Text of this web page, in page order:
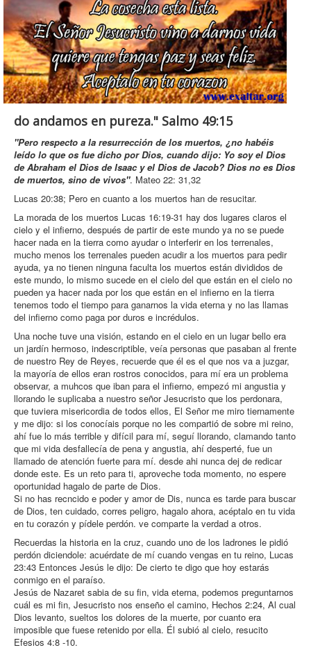
do andamos en pureza." Salmo 49:15
"Pero respecto a la resurrección de los muertos, ¿no habéis
leído lo que os fue dicho por Dios, cuando dijo: Yo soy el Dios
de Abraham el Dios de Isaac y el Dios de Jacob? Dios no es Dios
de muertos, sino de vivos". Mateo 22: 31,32
Lucas 20:38; Pero en cuanto a los muertos han de resucitar.
La morada de los muertos Lucas 16:19-31 hay dos lugares claros el
cielo y el infierno, después de partir de este mundo ya no se puede
hacer nada en la tierra como ayudar o interferir en los terrenales,
mucho menos los terrenales pueden acudir a los muertos para pedir
ayuda, ya no tienen ninguna faculta los muertos están divididos de
este mundo, lo mismo sucede en el cielo del que están en el cielo no
pueden ya hacer nada por los que están en el infierno en la tierra
tenemos todo el tiempo para ganarnos la vida eterna y no las llamas
del infierno como paga por duros e incrédulos.
Una noche tuve una visión, estando en el cielo en un lugar bello era
un jardín hermoso, indescriptible, veía personas que pasaban al frente
de nuestro Rey de Reyes, recuerde que él es el que nos va a juzgar,
la mayoría de ellos eran rostros conocidos, para mí era un problema
observar, a muhcos que iban para el infierno, empezó mi angustia y
llorando le suplicaba a nuestro señor Jesucristo que los perdonara,
que tuviera misericordia de todos ellos, El Señor me miro tiernamente
y me dijo: si los conocíais porque no les compartió de sobre mi reino,
ahí fue lo más terrible y difícil para mí, seguí llorando, clamando tanto
que mi vida desfallecía de pena y angustia, ahí desperté, fue un
llamado de atención fuerte para mí. desde ahi nunca dej de redicar
donde este. Es un reto para ti, aproveche toda momento, no espere
oportunidad hagalo de parte de Dios.
Si no has recncido e poder y amor de Dis, nunca es tarde para buscar
de Dios, ten cuidado, corres peligro, hagalo ahora, acéptalo en tu vida
en tu corazón y pídele perdón. ve comparte la verdad a otros.
Recuerdas la historia en la cruz, cuando uno de los ladrones le pidió
perdón diciendole: acuérdate de mí cuando vengas en tu reino, Lucas
23:43 Entonces Jesús le dijo: De cierto te digo que hoy estarás
conmigo en el paraíso.
Jesús de Nazaret sabia de su fin, vida eterna, podemos preguntarnos
cuál es mi fin, Jesucristo nos enseño el camino, Hechos 2:24, Al cual
Dios levanto, sueltos los dolores de la muerte, por cuanto era
imposible que fuese retenido por ella. Él subió al cielo, resucito
Efesios 4:8 -10.